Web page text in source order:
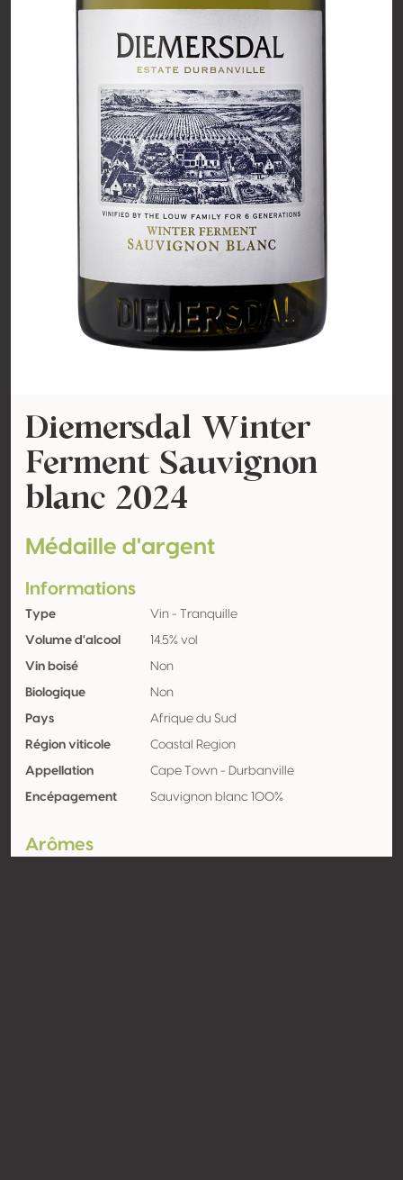
Diemersdal Winter
Ferment Sauvignon
blanc 2024
Médaille d'argent
Informations
Type Vin - Tranquille
Volume d'alcool 14.5% vol
Vin boisé Non
Biologique Non
Pays Afrique du Sud
Région viticole Coastal Region
Appellation Cape Town - Durbanville
Encépagement Sauvignon blanc 100%
Arômes